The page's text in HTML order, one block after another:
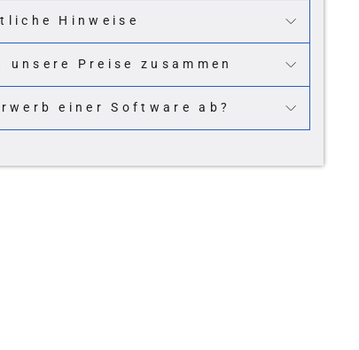
Hinweise
unsere Preise zusammen
einer Software ab?